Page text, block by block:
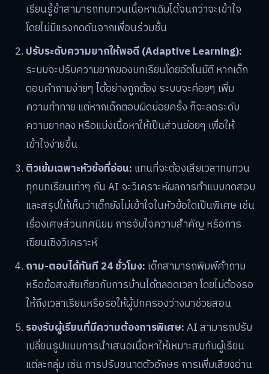
เรียนรู้ช้าสามารถทบทวนเนื้อหาเดิมได้จนกว่าจะเข้าใจ
โดยไม่มีแรงกดดันจากเพื่อนร่วมชั้น
ปรับระดับความยากให้พอดี (Adaptive Learning):
ระบบจะปรับความยากของบทเรียนโดยอัตโนมัติ หากเด็ก
ตอบคำถามง่ายๆ ได้อย่างถูกต้อง ระบบจะค่อยๆ เพิ่ม
ความท้าทาย แต่หากเด็กตอบผิดบ่อยครั้ง ก็จะลดระดับ
ความยากลง หรือแบ่งเนื้อหาให้เป็นส่วนย่อยๆ เพื่อให้
เข้าใจง่ายขึ้น
ติวเข้มเฉพาะหัวข้อที่อ่อน: แทนที่จะต้องเสียเวลาทบทวน
ทุกบทเรียนเท่าๆ กัน AI จะวิเคราะห์ผลการทำแบบทดสอบ
และสรุปให้เห็นว่าเด็กยังไม่เข้าใจในหัวข้อใดเป็นพิเศษ เช่น
เรื่องเศษส่วนทศนิยม การจับใจความสำคัญ หรือการ
เขียนเชิงวิเคราะห์
ถาม-ตอบได้ทันที 24 ชั่วโมง: เด็กสามารถพิมพ์คำถาม
หรือข้อสงสัยเกี่ยวกับการบ้านได้ตลอดเวลา โดยไม่ต้องรอ
ให้ถึงเวลาเรียนหรือรอให้ผู้ปกครองว่างมาช่วยสอน
รองรับผู้เรียนที่มีความต้องการพิเศษ:AI สามารถปรับ
เปลี่ยนรูปแบบการนำเสนอเนื้อหาให้เหมาะสมกับผู้เรียน
แต่ละกลุ่ม เช่น การปรับขนาดตัวอักษร การเพิ่มเสียงอ่าน